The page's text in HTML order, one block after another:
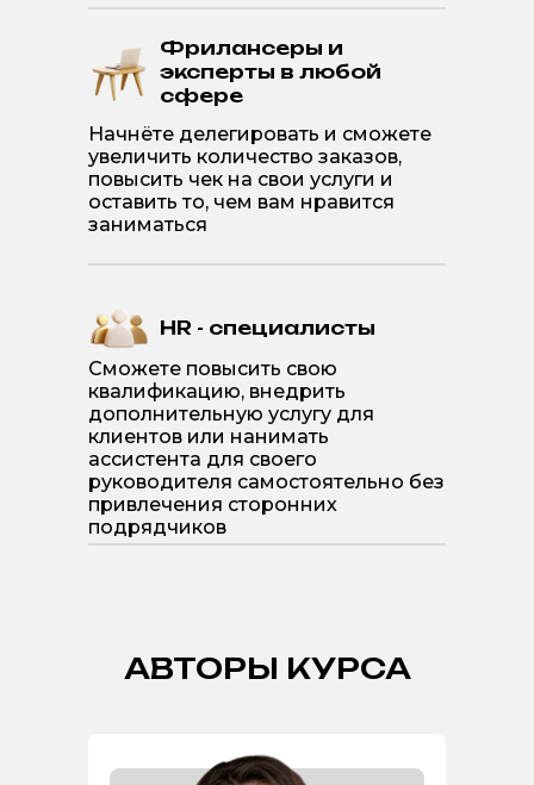
Фрилансеры и
эксперты в любой
сфере
Начнёте делегировать и сможете
увеличить количество заказов,
повысить чек на свои услуги и
оставить то, чем вам нравится
заниматься
HR - специалисты
Сможете повысить свою
квалификацию, внедрить
дополнительную услугу для
клиентов или нанимать
ассистента для своего
руководителя самостоятельно без
привлечения сторонних
подрядчиков
АВТОРЫ КУРСА